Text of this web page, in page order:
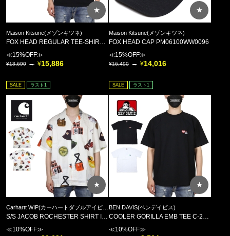
★
Maison Kitsune(メゾンキツネ)
≪15%OFF≫
18,690 15,886
★
Maison Kitsune(メゾンキツネ)
FOX HEAD CAP PM06100WW0096
≪15%OFF≫
16,490 14,016
SALE ラスト1
★
≪10%OFF≫
SALE ラスト1
★
BEN DAVIS(ベンデイビス)
≪10%OFF≫